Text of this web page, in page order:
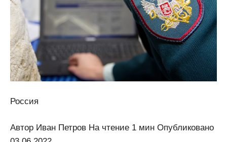
Россия
Автор Иван Петров На чтение 1 мин Опубликовано